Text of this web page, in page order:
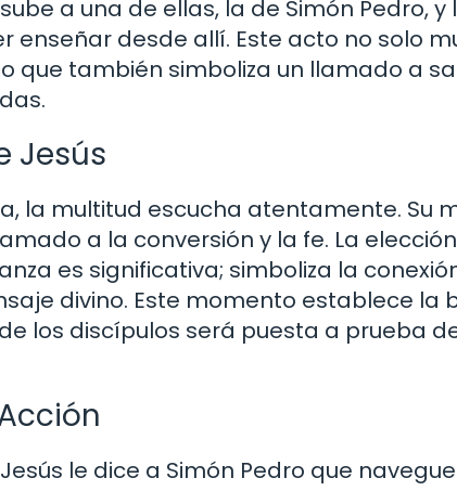
a una de ellas, la de Simón Pedro,
enseñar desde allí. Este acto no solo
que también simboliza un llamado a
Jesús
la multitud escucha atentamente. Su
a la conversión y la fe. La
es significativa; simboliza la
divino. Este momento establece la
los discípulos será puesta a prueba
le dice a Simón Pedro que